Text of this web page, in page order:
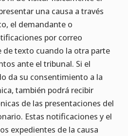
una causa a través
el demandante o
por correo
de texto cuando la otra parte
ante el tribunal. Si el
da su consentimiento a la
también podrá recibir
de las presentaciones del
Estas notificaciones y el
expedientes de la causa